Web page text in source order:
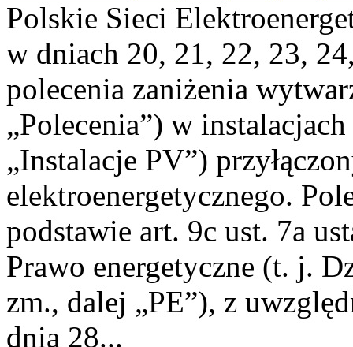
Polskie Sieci
w dniach 20, 21, 22, 23,
polecenia zaniżenia
„Polecenia”) w
„Instalacje PV”)
elektroenergetycznego.
podstawie art. 9c ust. 7a
Prawo energetyczne (t. j.
zm., dalej „PE”), z
dnia 28...